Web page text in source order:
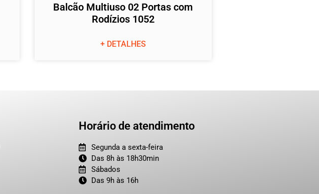
Balcão Multiuso 02 Portas com
Rodízios 1052
+ DETALHES
Horário de atendimento
Segunda a sexta-feira
Das 8h às 18h30min
Sábados
Das 9h às 16h